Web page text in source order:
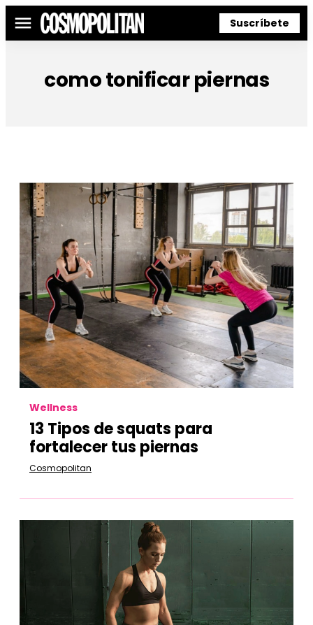
Menú Suscríbete
como tonificar piernas
Wellness
13 Tipos de squats para
fortalecer tus piernas
Cosmopolitan